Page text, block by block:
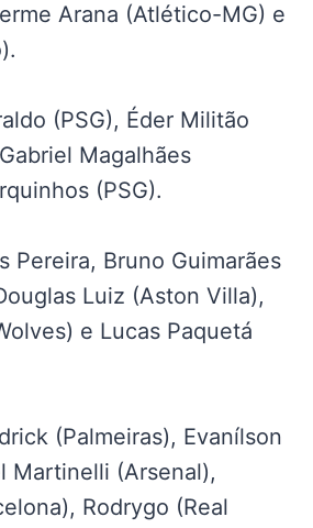
Arana (Atlético-MG) e
(PSG), Éder Militão
Magalhães
(PSG).
Pereira, Bruno Guimarães
Luiz (Aston Villa),
e Lucas Paquetá
(Palmeiras), Evanílson
Martinelli (Arsenal),
Rodrygo (Real